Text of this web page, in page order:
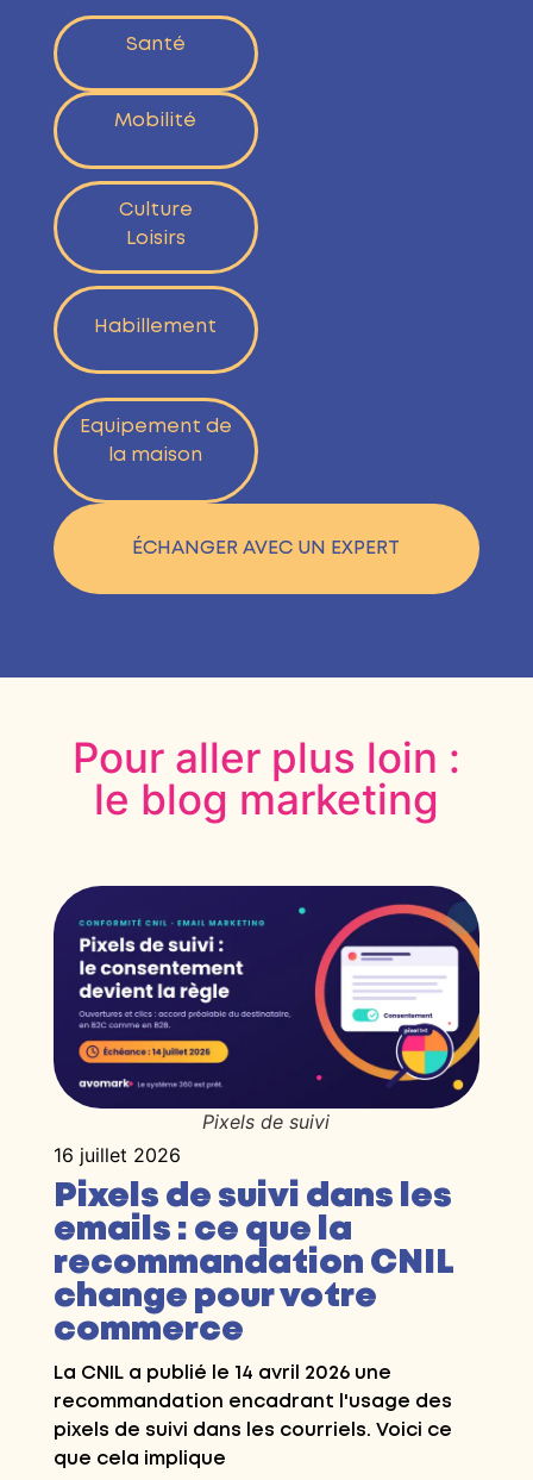
Santé
Mobilité
Culture
Loisirs
Habillement
Equipement de
la maison
ÉCHANGER AVEC UN EXPERT
Pour aller plus loin :
le blog marketing
Pixels de suivi
16 juillet 2026
Pixels de suivi dans les
emails : ce que la
recommandation CNIL
change pour votre
commerce
La CNIL a publié le 14 avril 2026 une
recommandation encadrant l'usage des
pixels de suivi dans les courriels. Voici ce
que cela implique